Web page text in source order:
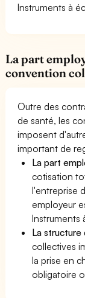
Instruments à
La part
convention
Outre des
de santé, les
imposent
important de
La part
cotisation
l'entreprise
employeur
Instruments
La structure
collectives
la prise en
obligatoire